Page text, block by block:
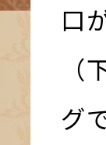
口
グ